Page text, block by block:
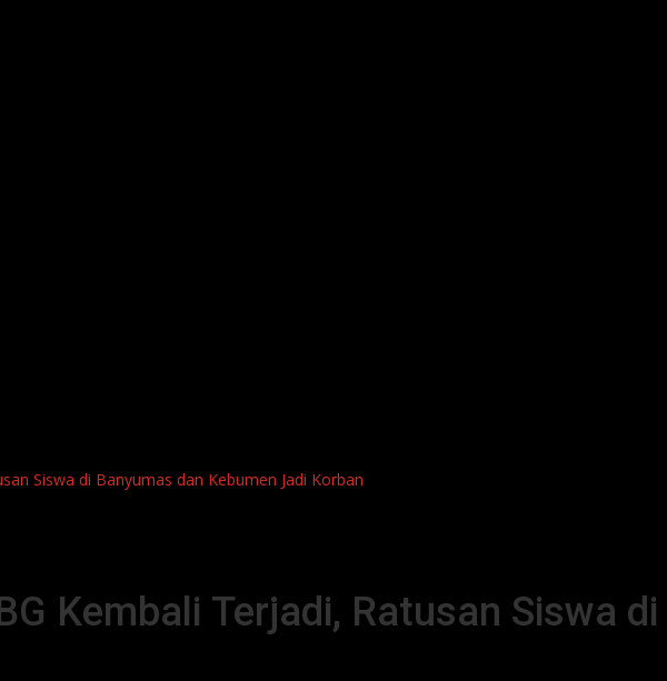
Siswa di Banyumas dan Kebumen Jadi Korban
Kembali Terjadi, Ratusan Siswa